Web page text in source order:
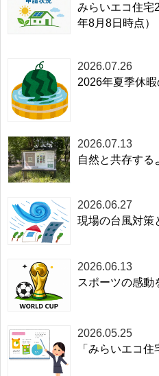
みらいエコ住宅
年8月8日時点）
2026.07.26
2026年夏季休
2026.07.13
自然と共存する
2026.06.27
現場の台風対策
2026.06.13
スポーツの感動
2026.05.25
「みらいエコ